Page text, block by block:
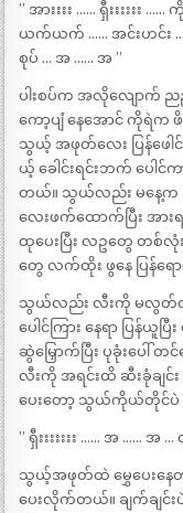
” အားးးး …… ရှီးးးးးး
ယက်ယက် …… အင်းဟင်း
စုပ် … အ …… အ ”
ပါးစပ်က အလိုလျောက်
ကော့ပျံ နေအောင် ကိုရဲက
သွယ့် အဖုတ်လေး ပြန်ဖေါ
ယ့် ခေါင်းရင်းဘက် ပေါင်က
တယ်။ သွယ်လည်း မနေ့က
လေးဖက်ထောက်ပြီး အား
ထုပေးပြီး လဥတွေ တစ်လုံ
တွေ လက်ထိုး ဖွနေ ပြန်ရော
သွယ်လည်း လီးကို မလွတ်တ
ပေါင်ကြား နေရာ ပြန်
ဆွဲမြှောက်ပြီး ပုခုံးပေါ်
လီးကို အရင်းထိ ဆီးခုံချင်း
ပေးတော့ သွယ်ကိုယ်တိုင်ပဲ လို
” ရှီးးးးးးး …… အ …… အ
သွယ့်အဖုတ်ထဲ မွှေပေးနေတဲ့
ပေးလိုက်တယ်။ ချက်ချင်း